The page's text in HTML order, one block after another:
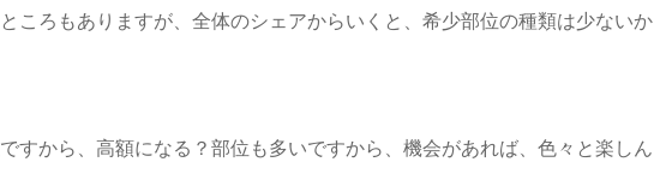
ころもありますが、全体のシェアからいくと、希少部位の種類は少ないか
すから、高額になる？部位も多いですから、機会があれば、色々と楽しん